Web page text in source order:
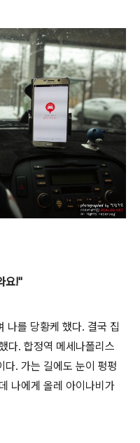
요!"
나를 당황케 했다. 결국 집
다. 합정역 메세나폴리스
다. 가는 길에도 눈이 펑펑
나에게 올레 아이나비가